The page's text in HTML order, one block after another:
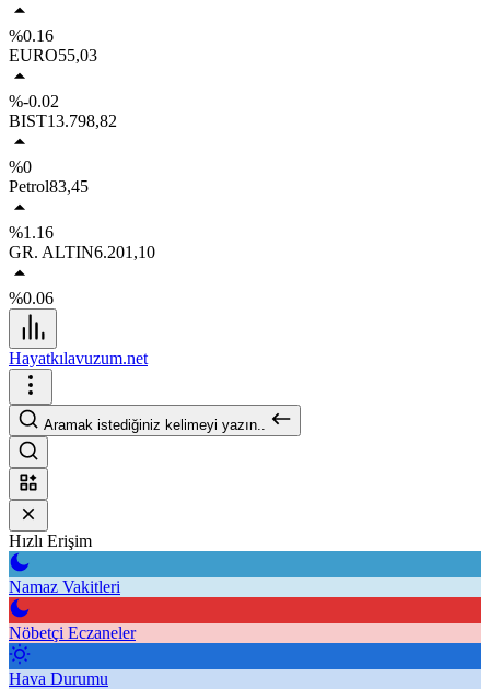
%0.16
EURO55,03
%-0.02
BIST13.798,82
%0
Petrol83,45
%1.16
GR. ALTIN6.201,10
%0.06
Hayatkılavuzum.net
Aramak istediğiniz kelimeyi yazın..
Hızlı Erişim
Namaz Vakitleri
Nöbetçi Eczaneler
Hava Durumu